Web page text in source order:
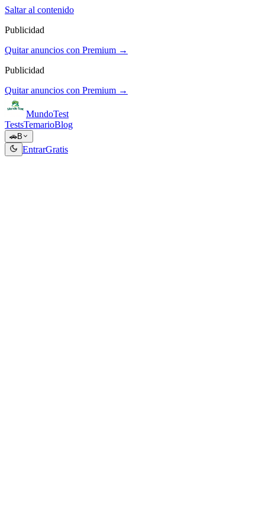
Saltar al contenido
Publicidad
Quitar anuncios con Premium →
Publicidad
Quitar anuncios con Premium →
MundoTest
TestsTemarioBlog
🚗B
EntrarGratis